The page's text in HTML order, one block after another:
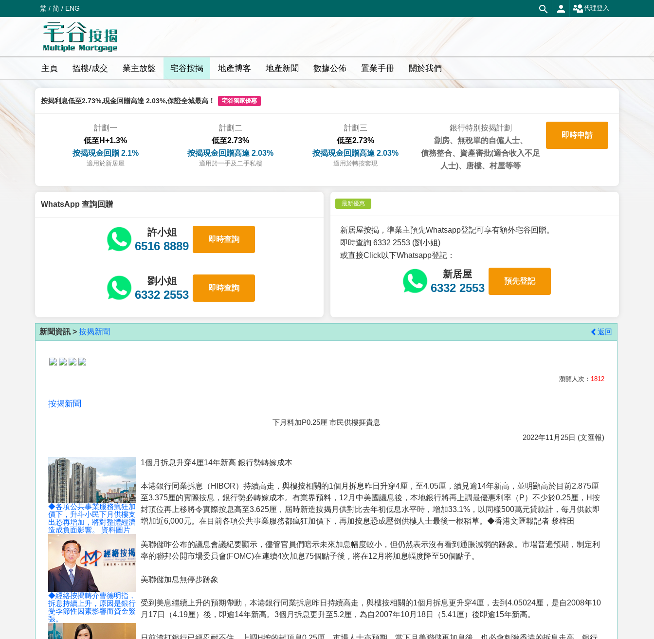
繁 / 简 / ENG 代理登入
主頁 搵樓/成交 業主放盤 宅谷按揭 地產博客 地產新聞 數據公佈 置業手冊 關於我們
按揭利息低至2.73%,現金回贈高達 2.03%,保證全城最高！ 宅谷獨家優惠
計劃一
低至H+1.3%
按揭現金回贈 2.1%
適用於新居屋
計劃二
低至2.73%
按揭現金回贈高達 2.03%
適用於一手及二手私樓
計劃三
低至2.73%
按揭現金回贈高達 2.03%
適用於轉按套現
銀行特別按揭計劃
劏房、無稅單的自僱人士、
債務整合、資產審批(適合收入不足
人士)、唐樓、村屋等等
即時申請
WhatsApp 查詢回贈
許小姐
6516 8889
即時查詢
劉小姐
6332 2553
即時查詢
最新優惠
新居屋按揭，準業主預先Whatsapp登記可享有額外宅谷回贈。
即時查詢 6332 2553 (劉小姐)
或直接Click以下Whatsapp登記：
新居屋
6332 2553
預先登記
新聞資訊 > 按揭新聞 返回
瀏覽人次： 1812
按揭新聞
下月料加P0.25厘 市民供樓捱貴息
2022年11月25日 (文匯報)
◆各項公共事業服務瘋狂加
價下，升斗小民下月供樓支
出恐再增加，將對整體經濟
造成負面影響。 資料圖片
◆經絡按揭轉介曹德明指，
拆息持續上升，原因是銀行
受季節性因素影響而資金緊
張。
1個月拆息升穿4厘14年新高 銀行勢轉嫁成本
本港銀行同業拆息（HIBOR）持續高走，與樓按相關的1個月拆息昨日升穿4厘，至4.05厘，續見逾14年新高，並明顯高於目前2.875厘
至3.375厘的實際按息，銀行勢必轉嫁成本。有業界預料，12月中美國議息後，本地銀行將再上調最優惠利率（P）不少於0.25厘，H按
封頂位再上移將令實際按息高至3.625厘，屆時新造按揭月供對比去年初低息水平時，增加33.1%，以同樣500萬元貸款計，每月供款即
增加近6,000元。在目前各項公共事業服務都瘋狂加價下，再加按息恐成壓倒供樓人士最後一根稻草。◆香港文匯報記者 黎梓田
美聯儲昨公布的議息會議紀要顯示，儘管官員們暗示未來加息幅度較小，但仍然表示沒有看到通脹減弱的跡象。市場普遍預期，制定利
率的聯邦公開市場委員會(FOMC)在連續4次加息75個點子後，將在12月將加息幅度降至50個點子。
美聯儲加息無停步跡象
受到美息繼續上升的預期帶動，本港銀行同業拆息昨日持續高走，與樓按相關的1個月拆息更升穿4厘，去到4.05024厘，是自2008年10
月17日（4.19厘）後，即逾14年新高。3個月拆息更升至5.2厘，為自2007年10月18日（5.41厘）後即逾15年新高。